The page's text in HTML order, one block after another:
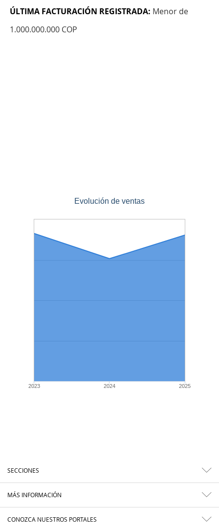
ÚLTIMA FACTURACIÓN REGISTRADA: Menor de
1.000.000.000 COP
Evolución de ventas
2023 2024 2025
SECCIONES
MÁS INFORMACIÓN
CONOZCA NUESTROS PORTALES